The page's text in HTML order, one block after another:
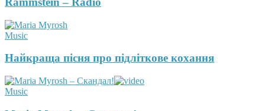
Music
Найкраща пісня про підліткове кохання
Music